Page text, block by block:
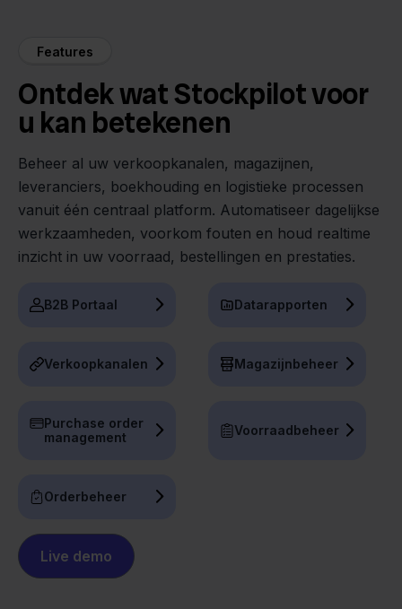
Features
Ontdek wat Stockpilot voor
u kan betekenen
Beheer al uw verkoopkanalen, magazijnen,
leveranciers, boekhouding en logistieke processen
vanuit één centraal platform. Automatiseer dagelijkse
werkzaamheden, voorkom fouten en houd realtime
inzicht in uw voorraad, bestellingen en prestaties.
B2B Portaal Datarapporten
Verkoopkanalen Magazijnbeheer
Purchase order
management
Voorraadbeheer
Orderbeheer
Live demo